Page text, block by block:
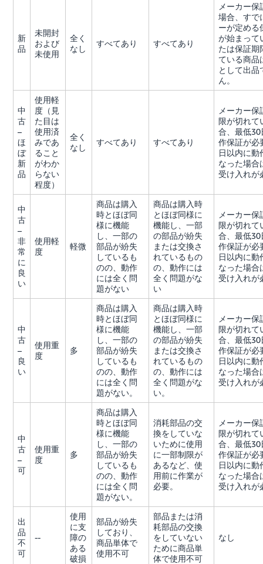
新
品
未開封
および
未使用
全く
なし
すべてあり すべてあり
メーカー保
場合、すで
ーが定める
が始まって
たは保証期
ている商品
として出品
ん。
中
古
–
ほ
ぼ
新
品
使用軽
度（見
た目は
使用済
みであ
ること
がわか
らない
程度）
全く
なし
すべてあり すべてあり
メーカー保
限が切れて
合、最低30
作保証が必
日以内に動
なった場合
受け入れが
中
古
–
非
常
に
良
い
使用軽
度
軽微
商品は購入
時とほぼ同
様に機能
し、一部の
部品が紛失
しているも
のの、動作
には全く問
題がない
商品は購入時
とほぼ同様に
機能し、一部
の部品が紛失
または交換さ
れているもの
の、動作には
全く問題がな
い
メーカー保
限が切れて
合、最低30
作保証が必
日以内に動
なった場合
受け入れが
中
古
–
良
い
使用重
度
多
商品は購入
時とほぼ同
様に機能
し、一部の
部品が紛失
しているも
のの、動作
には全く問
題がない。
商品は購入時
とほぼ同様に
機能し、一部
の部品が紛失
または交換さ
れているもの
の、動作には
全く問題がな
い。
メーカー保
限が切れて
合、最低30
作保証が必
日以内に動
なった場合
受け入れが
中
古
–
可
使用重
度
多
商品は購入
時とほぼ同
様に機能
し、一部の
部品が紛失
しているも
のの、動作
には全く問
題がない。
消耗部品の交
換をしていな
いために使用
に一部制限が
あるなど、使
用前に作業が
必要。
メーカー保
限が切れて
合、最低30
作保証が必
日以内に動
なった場合
受け入れが
出
品
不
可
--
使用
に支
障の
ある
破損
部品が紛失
しており、
商品単体で
使用不可
部品または消
耗部品の交換
をしていない
ために商品単
体で使用不可
なし